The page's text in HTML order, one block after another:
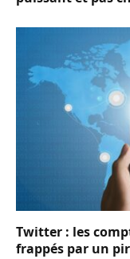
Twitter : les
frappés par un